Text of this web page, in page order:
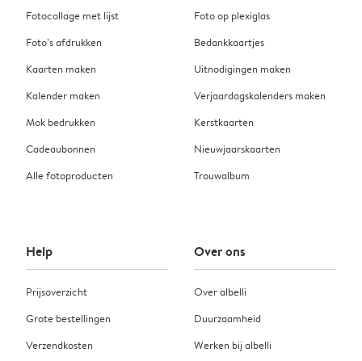
Fotocollage met lijst
Foto’s afdrukken
Kaarten maken
Kalender maken
Mok bedrukken
Cadeaubonnen
Alle fotoproducten
Foto op plexiglas
Bedankkaartjes
Uitnodigingen maken
Verjaardagskalenders maken
Kerstkaarten
Nieuwjaarskaarten
Trouwalbum
Help
Prijsoverzicht
Grote bestellingen
Verzendkosten
Over ons
Over albelli
Duurzaamheid
Werken bij albelli